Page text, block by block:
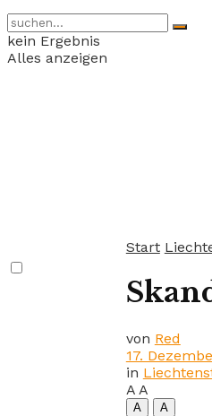
kein Ergebnis
Alles anzeigen
Start
von Red
17.
in
A A
A
A